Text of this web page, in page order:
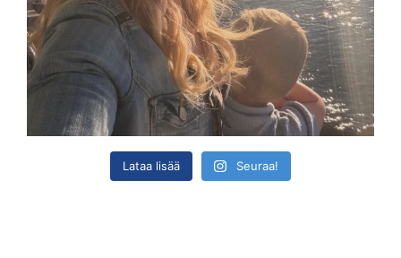
Lataa lisää Seuraa!